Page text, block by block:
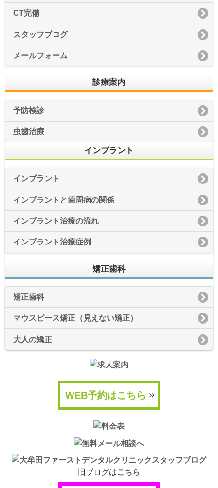
CT完備
スタッフブログ
メールフォーム
診療案内
予防検診
虫歯治療
インプラント
インプラント
インプラントと歯周病の関係
インプラント治療の流れ
インプラント治療症例
矯正歯科
矯正歯科
マウスピース矯正（見えない矯正）
大人の矯正
WEB予約はこちら
旧ブログはこちら